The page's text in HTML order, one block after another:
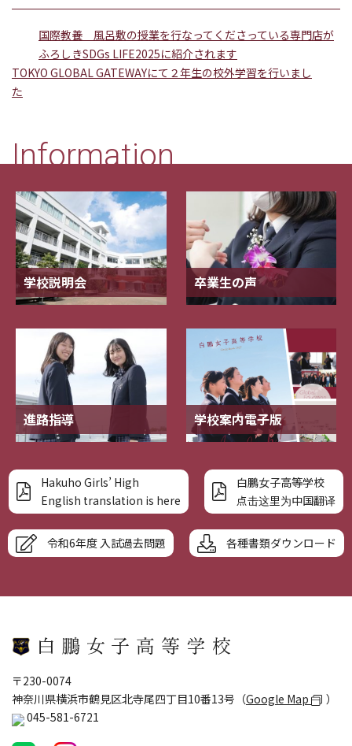
国際教養 風呂敷の授業を行なってくださっている専門店が
ふろしきSDGs LIFE2025に紹介されます
TOKYO GLOBAL GATEWAYにて２年生の校外学習を行いまし
た
Information
学校説明会 卒業生の声
進路指導 学校案内電子版
Hakuho Girls’ High
English translation is here
白鵬女子高等学校
点击这里为中国翻译
令和6年度 入試過去問題 各種書類ダウンロード
〒230-0074
神奈川県横浜市鶴見区北寺尾四丁目10番13号（Google Map
）
045-581-6721